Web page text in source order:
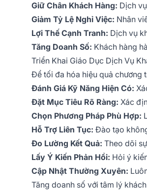
Giữ Chân Khách Hàng: Dịch
Giảm Tỷ Lệ Nghỉ Việc: Nhân
Lợi Thế Cạnh Tranh: Dịch vụ
Tăng Doanh Số: Khách hàng
Triển Khai Giáo Dục Dịch Vụ
Để tối đa hóa hiệu quả chương
Đánh Giá Kỹ Năng Hiện Có:
Đặt Mục Tiêu Rõ Ràng: Xác
Chọn Phương Pháp Phù Hợp:
Hỗ Trợ Liên Tục: Đào tạo
Đo Lường Kết Quả: Theo dõi
Lấy Ý Kiến Phản Hồi: Hỏi ý
Cập Nhật Thường Xuyên:
Tăng doanh số với tâm lý